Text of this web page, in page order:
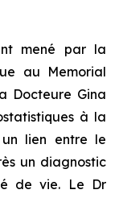
mené par la
au Memorial
Docteure Gina
à la
lien entre le
un diagnostic
de vie. Le Dr